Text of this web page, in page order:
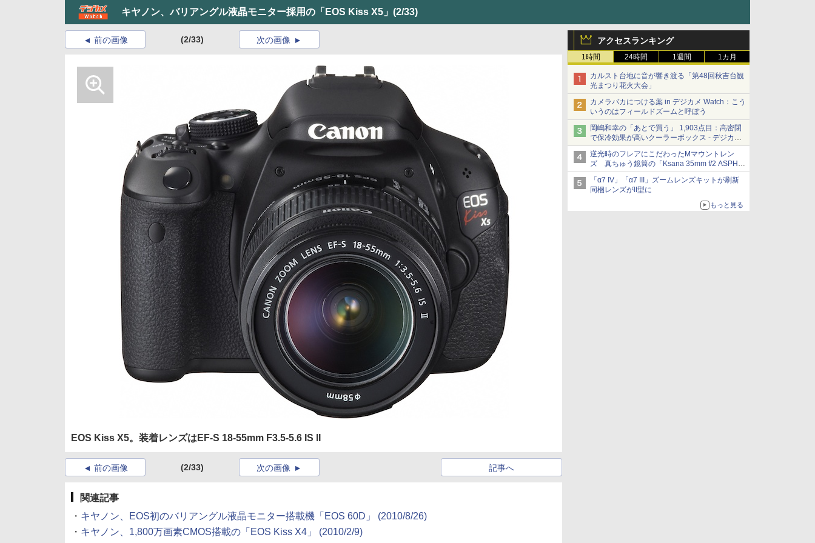
キヤノン、バリアングル液晶モニター採用の「EOS Kiss X5」 (2/33)
アクセスランキング
1時間 24時間 1週間 1カ月
カルスト台地に音が響き渡る「第48回秋吉台観
光まつり花火大会」
カメラバカにつける薬 in デジカメ Watch：こう
いうのはフィールドズームと呼ぼう
岡嶋和幸の「あとで買う」 1,903点目：高密閉
で保冷効果が高いクーラーボックス - デジカメ
Watch
逆光時のフレアにこだわったMマウントレン
ズ 真ちゅう鏡筒の「Ksana 35mm f/2 ASPH.
シルバークローム」
「α7 IV」「α7 III」ズームレンズキットが刷新
同梱レンズがII型に
もっと見る
前の画像 (2/33) 次の画像
EOS Kiss X5。装着レンズはEF-S 18-55mm F3.5-5.6 IS II
前の画像 (2/33) 記事へ
次の画像
関連記事
・ キヤノン、EOS初のバリアングル液晶モニター搭載機「EOS 60D」 (2010/8/26)
・ キヤノン、1,800万画素CMOS搭載の「EOS Kiss X4」 (2010/2/9)